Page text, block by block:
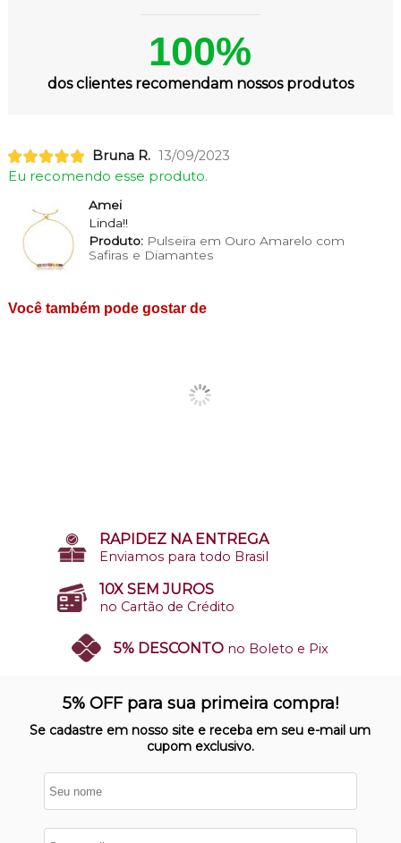
100%
dos clientes recomendam nossos produtos
Bruna R. 13/09/2023
Eu recomendo esse produto.
Amei
Linda!!
Produto:Pulseira em Ouro Amarelo com
Safiras e Diamantes
Você também pode gostar de
RAPIDEZ NA ENTREGA
Enviamos para todo Brasil
10X SEM JUROS
no Cartão de Crédito
5% DESCONTO no Boleto e Pix
Nosso site opera em ambiente
protegido
5% OFF para sua primeira compra!
Se cadastre em nosso site e receba em seu e-mail um
cupom exclusivo.